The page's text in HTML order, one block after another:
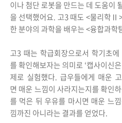
이나 첨단 로봇을 만드는 데 도움이
을 선택했어요. 고3 때도 <물리학
한 분야의 과학을 배우는 <융합과학
고3 때는 학급회장으로서 학기초
를 확인해보자는 의미로 ‘캡사이신
제로 실험했다. 급우들에게 매운
면 매운 느낌이 사라지는지를 확인
를 먹은 뒤 우유를 마시면 매운 느
낌까진 아니라는 결과를 얻었다.